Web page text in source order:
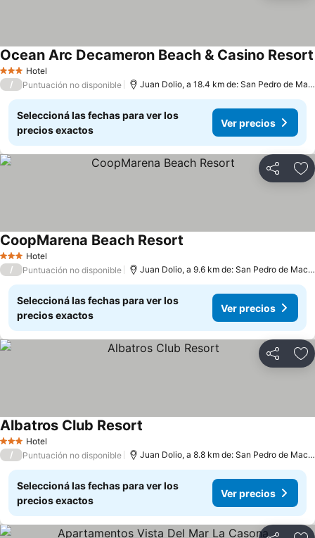
3 Estrellas
Hotel
Ocean Arc Decameron Beach & Casino Resort
/ Puntuación no disponible Juan Dolio, a 18.4 km de: San Pedro de Macoris
Seleccioná las fechas para ver los
precios exactos
Ver precios
Compartir
3 Estrellas
Hotel
CoopMarena Beach Resort
/ Puntuación no disponible Juan Dolio, a 9.6 km de: San Pedro de Macoris
Seleccioná las fechas para ver los
precios exactos
Ver precios
Compartir
3 Estrellas
Hotel
Albatros Club Resort
/ Puntuación no disponible Juan Dolio, a 8.8 km de: San Pedro de Macoris
Seleccioná las fechas para ver los
precios exactos
Ver precios